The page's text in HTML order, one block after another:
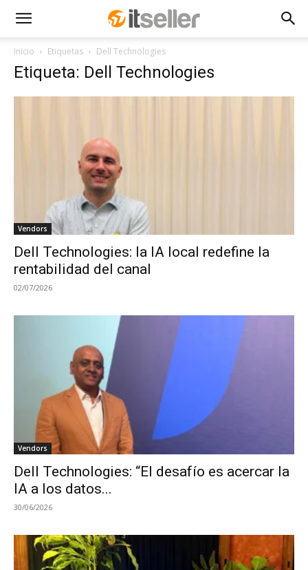
Inicio Etiquetas Dell Technologies
Etiqueta: Dell Technologies
Vendors
Dell Technologies: la IA local redefine la
rentabilidad del canal
02/07/2026
Vendors
Dell Technologies: “El desafío es acercar la
IA a los datos...
30/06/2026